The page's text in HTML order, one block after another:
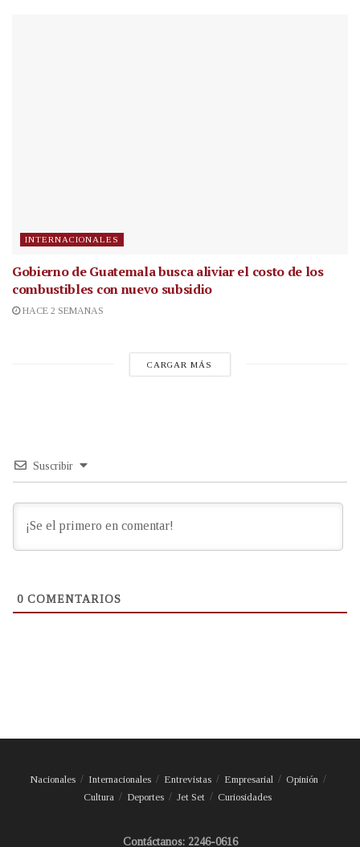
INTERNACIONALES
Gobierno de Guatemala busca aliviar el costo de los
combustibles con nuevo subsidio
HACE 2 SEMANAS
CARGAR MÁS
Suscribir
0 COMENTARIOS
Nacionales Internacionales Entrevistas Empresarial
Opinión
Cultura
Deportes Jet Set Curiosidades
Contáctanos: 2246-0616